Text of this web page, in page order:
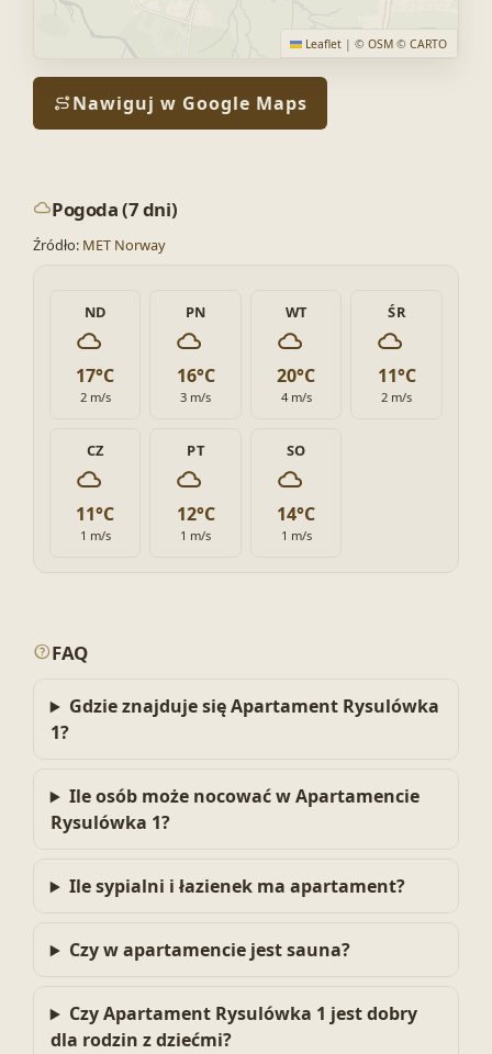
Leaflet | © OSM© CARTO
Nawiguj w Google Maps
Pogoda (7 dni)
Źródło: MET Norway
ND
17°C
2 m/s
PN
16°C
3 m/s
WT
20°C
4 m/s
ŚR
11°C
2 m/s
CZ
11°C
1 m/s
PT
12°C
1 m/s
SO
14°C
1 m/s
FAQ
Gdzie znajduje się Apartament Rysulówka
1?
Ile osób może nocować w Apartamencie
Rysulówka 1?
Ile sypialni i łazienek ma apartament?
Czy w apartamencie jest sauna?
Czy Apartament Rysulówka 1 jest dobry
dla rodzin z dziećmi?